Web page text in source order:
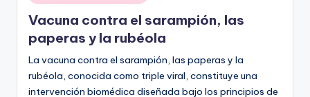
en
Vacuna contra el sarampión, las
paperas y la rubéola
La vacuna contra el sarampión, las paperas y la
rubéola, conocida como triple viral, constituye una
intervención biomédica diseñada bajo los principios de